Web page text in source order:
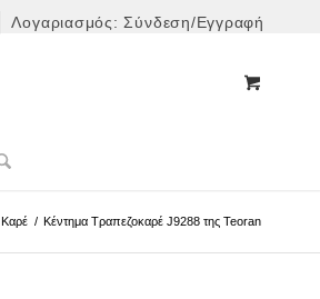
Λογαριασμός: Σύνδεση/Εγγραφή
Καρέ / Κέντημα Τραπεζοκαρέ J9288 της Teoran